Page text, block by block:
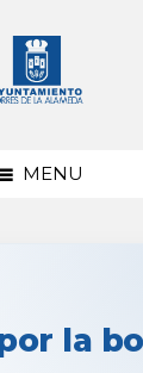
MENU
la